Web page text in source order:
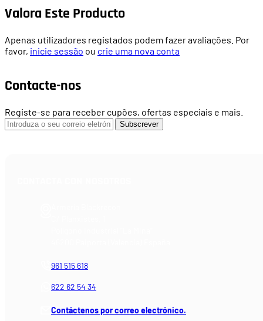
Valora Este Producto
Apenas utilizadores registados podem fazer avaliações. Por
favor, inicie sessão ou crie uma nova conta
Contacte-nos
Registe-se para receber cupões, ofertas especiais e mais.
Subscrever
961 515 618
622 62 54 34
Contáctenos por correo electrónico.